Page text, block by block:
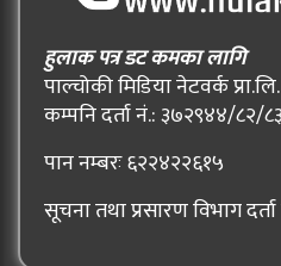
हुलाक पत्र डट कमका लागि
पाल्चोकी मिडिया नेटवर्क प्रा.लि.
कम्पनि दर्ता नं.: ३७२९४४/८२/८३
पान नम्बरः ६२२४२२६१५
सूचना तथा प्रसारण विभाग